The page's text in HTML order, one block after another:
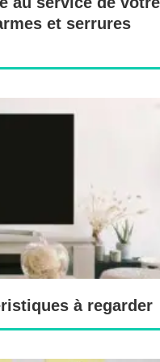
et serrures
à regarder